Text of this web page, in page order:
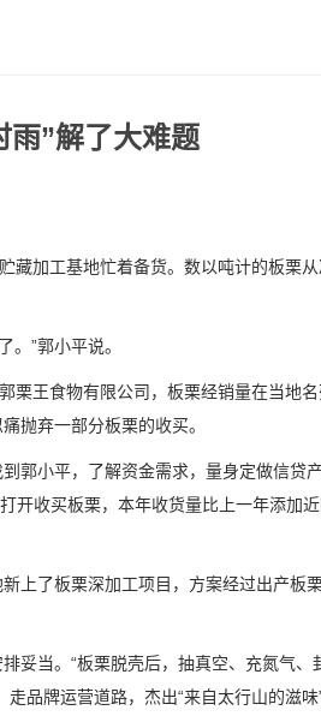
雨”解了大难题
加工基地忙着备货。数以吨计的板栗从
”郭小平说。
王食物有限公司，板栗经销量在当地名
抛弃一部分板栗的收买。
小平，了解资金需求，量身定做信贷
开收买板栗，本年收货量比上一年添加
了板栗深加工项目，方案经过出产板
当。“板栗脱壳后，抽真空、充氮气、
品牌运营道路，杰出“来自太行山的滋味